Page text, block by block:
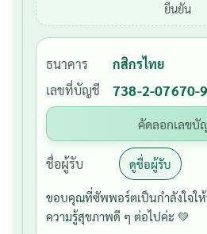
ยืนยัน
ธนาคาร
กสิกรไทย
เลขที่บัญชี
738-2-07670-9
คัดลอกเลขบั
ชื่อผู้รับ ดูชื่อผู้รับ
ขอบคุณที่ซัพพอร์ตเป็นกำลังใจให้
ความรู้สุขภาพดี ๆ ต่อไปค่ะ 💚